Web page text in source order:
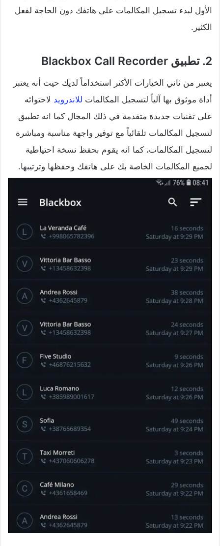
الأول لبدء تسجيل المكالمات على هاتفك دون الحاجة لفعل
الكثير.
2. تطبيق Blackbox Call Recorder
يعتبر من ثاني الخيارات الأكثر استخداماً لديك حيث أنه يعتبر
أداة موثوق بها آلياً لتسجيل المكالمات للاندرويد لاحتوائه
على تقنيات جديدة متقدمة في ذلك المجال كما انه تطبيق
لتسجيل المكالمات تلقائياً مع توفير واجهة مناسبة ومباشرة
لتسجيل المكالمات، كما انه يقوم بحفظ نسخة احتياطية
لجميع المكالمات الخاصة بك على هاتفك وحفظها وترتيبها.